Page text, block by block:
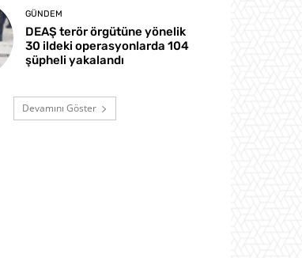
GÜNDEM
DEAŞ terör örgütüne yönelik
30 ildeki operasyonlarda 104
şüpheli yakalandı
Devamını Göster